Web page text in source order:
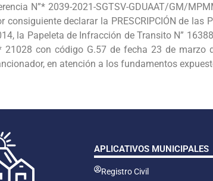
N”* 2039-2021-SGTSV-GDUAAT/GM/
consiguiente declarar la PRESCRIPCIÓN de
la Papeleta de Infracción de Transito N”
21028 con código G.57 de fecha 23 de
en atención a los fundamentos
APLICATIVOS MUNICIPALES
Registro Civil